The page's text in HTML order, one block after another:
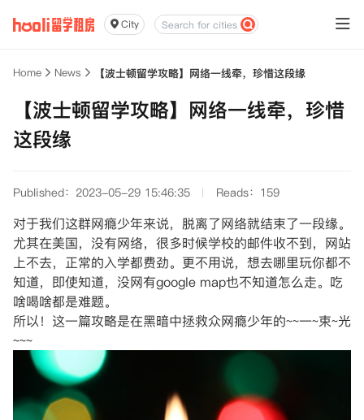
City
Home News 【波士顿留学攻略】网络一线牵，珍惜这段缘
【波士顿留学攻略】网络一线牵，珍惜
这段缘
Published：2023-05-29 15:46:35 Reads：159
对于我们这群网瘾少年来说，脱离了网络就结束了一段缘。
尤其在美国，没有网络，很多时候学校的邮件收不到，网站
上不去，正常的入学都费劲。更不用说，想去哪里玩你都不
知道，即使知道，没网有google map也不知道怎么走。吃
啥喝啥都是难题。
所以！这一篇攻略是在黑暗中拯救众网瘾少年的~~一~束~光
~~~